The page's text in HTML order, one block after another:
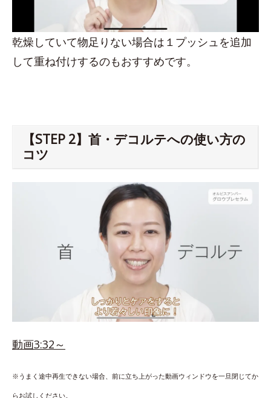
乾燥していて物足りない場合は１プッシュを追加
して重ね付けするのもおすすめです。
【STEP 2】首・デコルテへの使い方の
コツ
動画3:32～
※うまく途中再生できない場合、前に立ち上がった動画ウィンドウを一旦閉じてか
らお試しください。